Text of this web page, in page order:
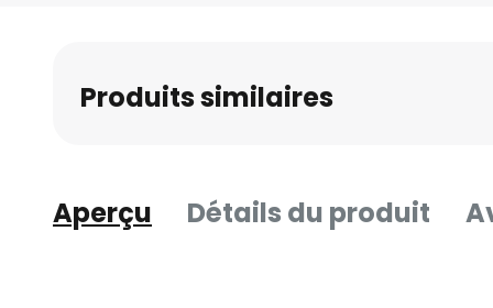
Produits similaires
Aperçu Détails du produit